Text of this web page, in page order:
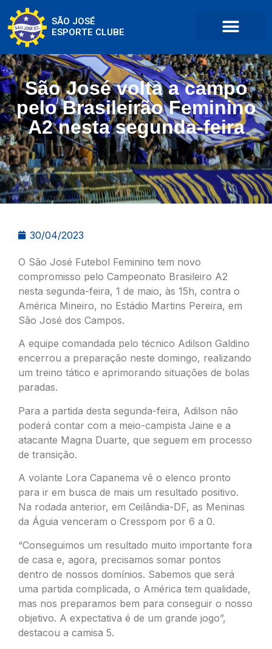
SÃO JOSÉ
ESPORTE CLUBE
São José volta a campo
pelo Brasileirão Feminino
A2 nesta segunda-feira
30/04/2023
O São José Futebol Feminino tem novo
compromisso pelo Campeonato Brasileiro A2
nesta segunda-feira, 1 de maio, às 15h, contra o
América Mineiro, no Estádio Martins Pereira, em
São José dos Campos.
A equipe comandada pelo técnico Adilson Galdino
encerrou a preparação neste domingo, realizando
um treino tático e aprimorando situações de bolas
paradas.
Para a partida desta segunda-feira, Adilson não
poderá contar com a meio-campista Jaine e a
atacante Magna Duarte, que seguem em processo
de transição.
A volante Lora Capanema vê o elenco pronto
para ir em busca de mais um resultado positivo.
Na rodada anterior, em Ceilândia-DF, as Meninas
da Águia venceram o Cresspom por 6 a 0.
“Conseguimos um resultado muito importante fora
de casa e, agora, precisamos somar pontos
dentro de nossos domínios. Sabemos que será
uma partida complicada, o América tem qualidade,
mas nos preparamos bem para conseguir o nosso
objetivo. A expectativa é de um grande jogo”,
destacou a camisa 5.